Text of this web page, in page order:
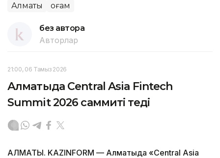
Алматы Қоғам
без автора
Авторлар
21:00, 06 Тамыз 2026
Алматыда Central Asia Fintech
Summit 2026 саммиті өтеді
АЛМАТЫ. KAZINFORM — Алматыда «Central Asia